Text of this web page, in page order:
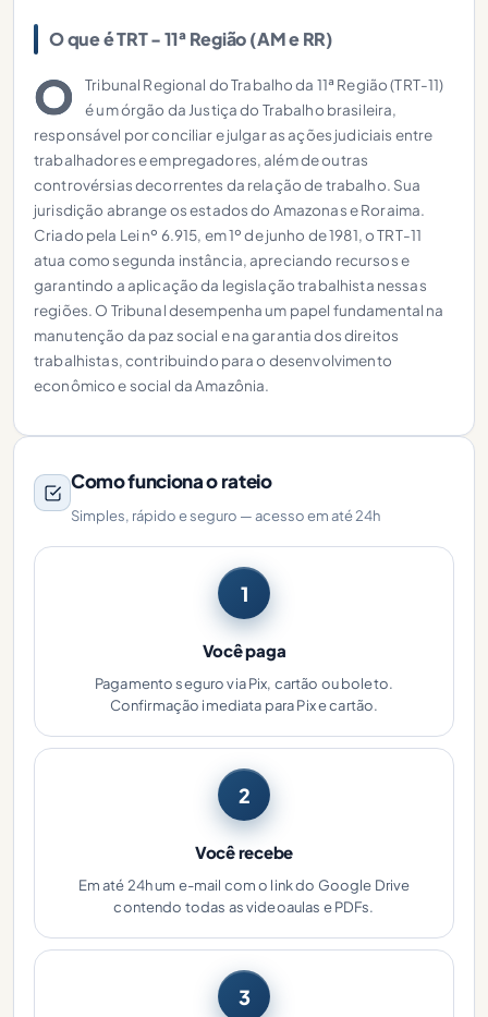
O que é TRT - 11ª Região (AM e RR)
O
Tribunal Regional do Trabalho da 11ª Região (TRT-11)
é um órgão da Justiça do Trabalho brasileira,
responsável por conciliar e julgar as ações judiciais entre
trabalhadores e empregadores, além de outras
controvérsias decorrentes da relação de trabalho. Sua
jurisdição abrange os estados do Amazonas e Roraima.
Criado pela Lei nº 6.915, em 1º de junho de 1981, o TRT-11
atua como segunda instância, apreciando recursos e
garantindo a aplicação da legislação trabalhista nessas
regiões. O Tribunal desempenha um papel fundamental na
manutenção da paz social e na garantia dos direitos
trabalhistas, contribuindo para o desenvolvimento
econômico e social da Amazônia.
Como funciona o rateio
Simples, rápido e seguro — acesso em até 24h
1
Você paga
Pagamento seguro via Pix, cartão ou boleto.
Confirmação imediata para Pix e cartão.
2
Você recebe
Em até 24h um e-mail com o link do Google Drive
contendo todas as videoaulas e PDFs.
3